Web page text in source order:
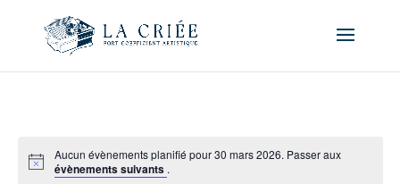
Aucun évènements planifié pour 30 mars 2026. Passer aux
évènements suivants .